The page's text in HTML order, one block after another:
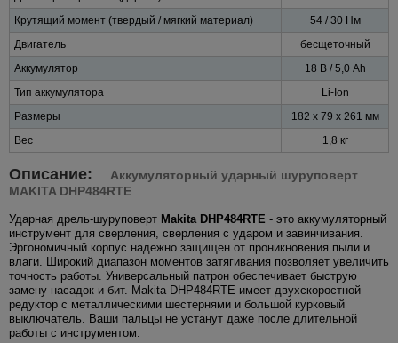
Крутящий момент (твердый / мягкий материал)
54 / 30 Нм
Двигатель
бесщеточный
Аккумулятор
18 В / 5,0 Ah
Тип аккумулятора
Li-Ion
Размеры
182 x 79 x 261 мм
Вес
1,8 кг
Описание:
Аккумуляторный ударный шуруповерт
MAKITA DHP484RTE
Ударная дрель-шуруповерт Makita DHP484RTE - это аккумуляторный
инструмент для сверления, сверления с ударом и завинчивания.
Эргономичный корпус надежно защищен от проникновения пыли и
влаги. Широкий диапазон моментов затягивания позволяет увеличить
точность работы. Универсальный патрон обеспечивает быструю
замену насадок и бит. Makita DHP484RTE имеет двухскоростной
редуктор с металлическими шестернями и большой курковый
выключатель. Ваши пальцы не устанут даже после длительной
работы с инструментом.